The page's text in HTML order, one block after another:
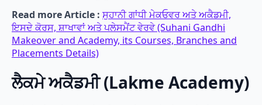
Read more Article : ਸੁਹਾਨੀ ਗਾਂਧੀ ਮੇਕਓਵਰ ਅਤੇ ਅਕੈਡਮੀ,
ਇਸਦੇ ਕੋਰਸ, ਸ਼ਾਖਾਵਾਂ ਅਤੇ ਪਲੇਸਮੈਂਟ ਵੇਰਵੇ (Suhani Gandhi
Makeover and Academy, its Courses, Branches and
Placements Details)
ਲੈਕਮੇ ਅਕੈਡਮੀ (Lakme Academy)